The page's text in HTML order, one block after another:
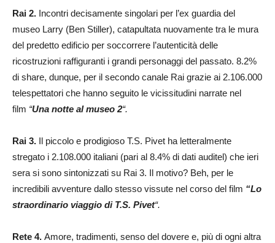
Rai 2. Incontri decisamente singolari per l’ex guardia del
museo Larry (Ben Stiller), catapultata nuovamente tra le mura
del predetto edificio per soccorrere l’autenticità delle
ricostruzioni raffiguranti i grandi personaggi del passato. 8.2%
di share, dunque, per il secondo canale Rai grazie ai 2.106.000
telespettatori che hanno seguito le vicissitudini narrate nel
film “Una notte al museo 2“.
Rai 3. Il piccolo e prodigioso T.S. Pivet ha letteralmente
stregato i 2.108.000 italiani (pari al 8.4% di dati auditel) che ieri
sera si sono sintonizzati su Rai 3. Il motivo? Beh, per le
incredibili avventure dallo stesso vissute nel corso del film “Lo
straordinario viaggio di T.S. Pivet“.
Rete 4. Amore, tradimenti, senso del dovere e, più di ogni altra